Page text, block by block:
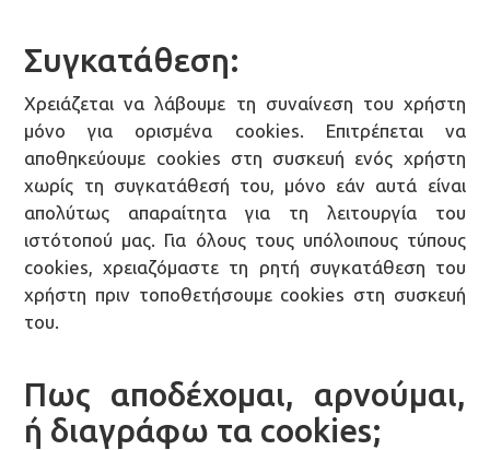
Συγκατάθεση:
Χρειάζεται να λάβουμε τη συναίνεση του χρήστη
μόνο για ορισμένα cookies. Επιτρέπεται να
αποθηκεύουμε cookies στη συσκευή ενός χρήστη
χωρίς τη συγκατάθεσή του, μόνο εάν αυτά είναι
απολύτως απαραίτητα για τη λειτουργία του
ιστότοπού μας. Για όλους τους υπόλοιπους τύπους
cookies, χρειαζόμαστε τη ρητή συγκατάθεση του
χρήστη πριν τοποθετήσουμε cookies στη συσκευή
του.
Πως αποδέχομαι, αρνούμαι,
ή διαγράφω τα cookies;